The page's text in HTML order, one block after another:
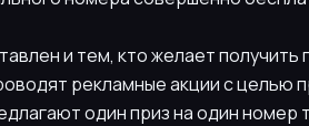
и тем, кто желает получить
рекламные акции с целью
один приз на один номер